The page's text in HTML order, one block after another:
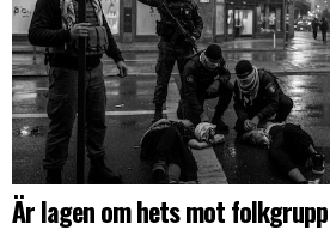
Är lagen om hets mot